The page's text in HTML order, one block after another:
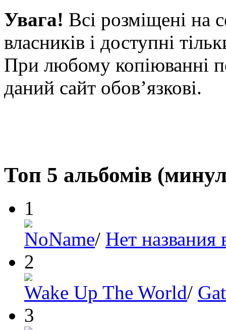
Увага! Всі розміщені на
власників і доступні
При любому копіюванні
даний сайт обов’язкові.
Топ 5 альбомів
1
NoName/ Нет названия
2
Wake Up The World/
3